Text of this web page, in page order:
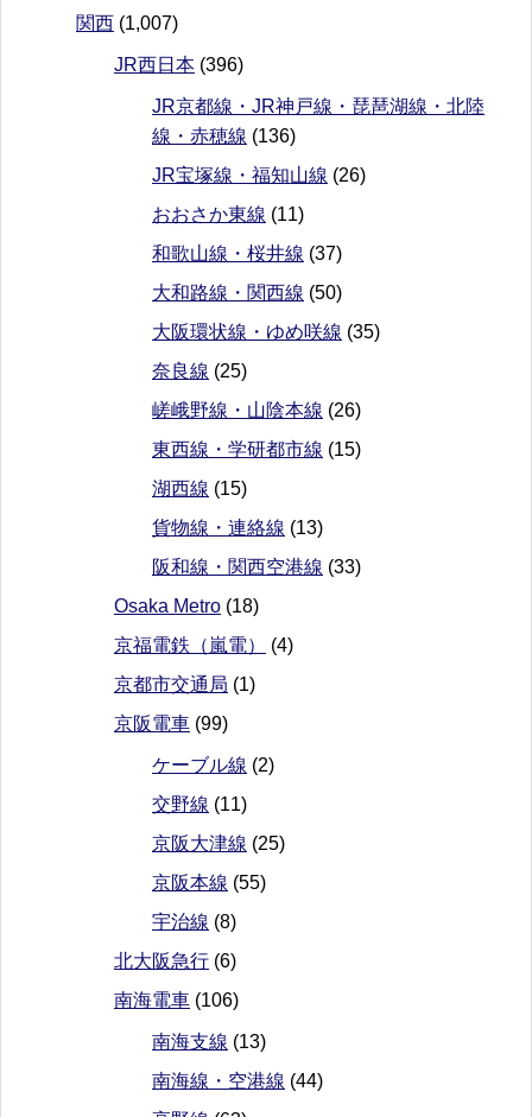
関西 (1,007)
JR西日本 (396)
JR京都線・JR神戸線・琵琶湖線・北陸
線・赤穂線 (136)
JR宝塚線・福知山線 (26)
おおさか東線 (11)
和歌山線・桜井線 (37)
大和路線・関西線 (50)
大阪環状線・ゆめ咲線 (35)
奈良線 (25)
嵯峨野線・山陰本線 (26)
東西線・学研都市線 (15)
湖西線 (15)
貨物線・連絡線 (13)
阪和線・関西空港線 (33)
Osaka Metro (18)
京福電鉄（嵐電）
(4)
京都市交通局 (1)
京阪電車 (99)
ケーブル線 (2)
交野線 (11)
京阪大津線 (25)
京阪本線 (55)
宇治線 (8)
北大阪急行 (6)
南海電車 (106)
南海支線 (13)
南海線・空港線 (44)